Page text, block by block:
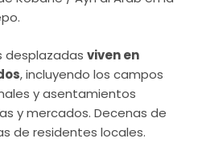
desplazadas viven en
, incluyendo los campos
y asentamientos
y mercados. Decenas de
de residentes locales.